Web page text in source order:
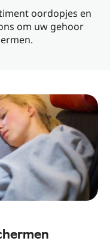
oordopjes en
om uw gehoor